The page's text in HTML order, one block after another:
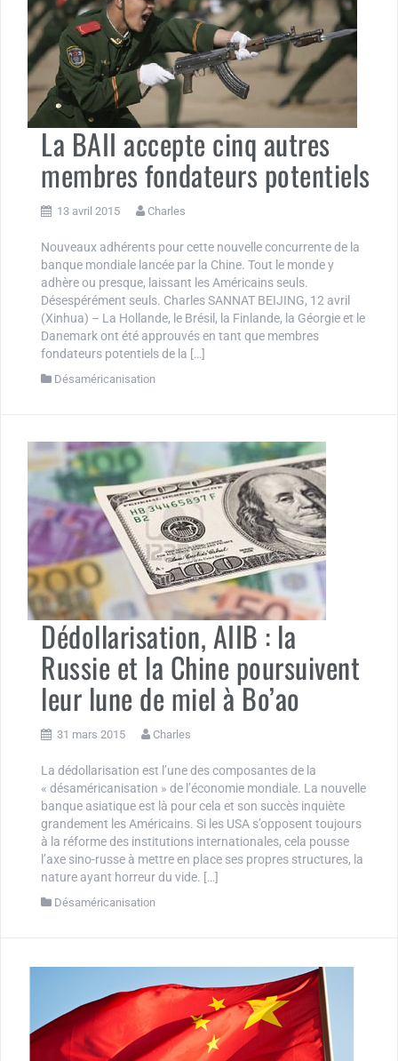
La BAII accepte cinq autres
membres fondateurs potentiels
13 avril 2015 Charles
Nouveaux adhérents pour cette nouvelle concurrente de la
banque mondiale lancée par la Chine. Tout le monde y
adhère ou presque, laissant les Américains seuls.
Désespérément seuls. Charles SANNAT BEIJING, 12 avril
(Xinhua) – La Hollande, le Brésil, la Finlande, la Géorgie et le
Danemark ont été approuvés en tant que membres
fondateurs potentiels de la […]
Désaméricanisation
Dédollarisation, AIIB : la
Russie et la Chine poursuivent
leur lune de miel à Bo’ao
31 mars 2015 Charles
La dédollarisation est l’une des composantes de la
« désaméricanisation » de l’économie mondiale. La nouvelle
banque asiatique est là pour cela et son succès inquiète
grandement les Américains. Si les USA s’opposent toujours
à la réforme des institutions internationales, cela pousse
l’axe sino-russe à mettre en place ses propres structures, la
nature ayant horreur du vide. […]
Désaméricanisation